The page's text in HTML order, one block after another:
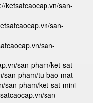
ketsatcaocap.vn/san-
san-
san-
san-pham/ket-sat
san-pham/tu-bao-mat
san-pham/ket-sat-mini
san-